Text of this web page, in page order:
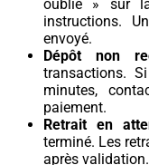
oublié » sur
instructions.
envoyé.
Dépôt non
transactions.
minutes,
paiement.
Retrait en
terminé. Les
après validation.